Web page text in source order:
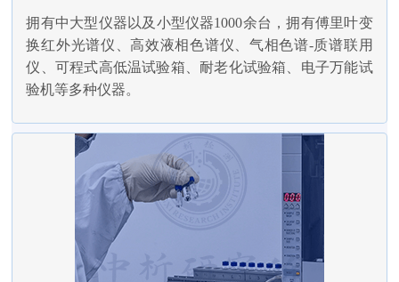
拥有中大型仪器以及小型仪器1000余台，拥有傅里叶变
换红外光谱仪、高效液相色谱仪、气相色谱-质谱联用
仪、可程式高低温试验箱、耐老化试验箱、电子万能试
验机等多种仪器。